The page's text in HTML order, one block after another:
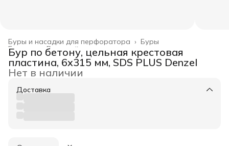
Буры
Буры и насадки для перфоратора ›
Режущий инструмент ›
Главная ›
Бур по бетону, цельная крестовая
пластина, 6x315 мм, SDS PLUS Denzel
Нет в наличии
Доставка